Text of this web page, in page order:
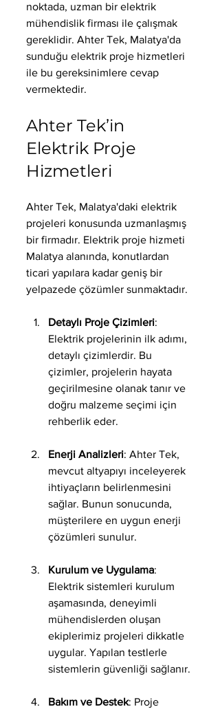
noktada, uzman bir elektrik
mühendislik firması ile çalışmak
gereklidir. Ahter Tek, Malatya'da
sunduğu elektrik proje hizmetleri
ile bu gereksinimlere cevap
vermektedir.
Ahter Tek’in
Elektrik Proje
Hizmetleri
Ahter Tek, Malatya'daki elektrik
projeleri konusunda uzmanlaşmış
bir firmadır. Elektrik proje hizmeti
Malatya alanında, konutlardan
ticari yapılara kadar geniş bir
yelpazede çözümler sunmaktadır.
Detaylı Proje Çizimleri:
Elektrik projelerinin ilk adımı,
detaylı çizimlerdir. Bu
çizimler, projelerin hayata
geçirilmesine olanak tanır ve
doğru malzeme seçimi için
rehberlik eder.
Enerji Analizleri: Ahter Tek,
mevcut altyapıyı inceleyerek
ihtiyaçların belirlenmesini
sağlar. Bunun sonucunda,
müşterilere en uygun enerji
çözümleri sunulur.
Kurulum ve Uygulama:
Elektrik sistemleri kurulum
aşamasında, deneyimli
mühendislerden oluşan
ekiplerimiz projeleri dikkatle
uygular. Yapılan testlerle
sistemlerin güvenliği sağlanır.
Bakım ve Destek: Proje